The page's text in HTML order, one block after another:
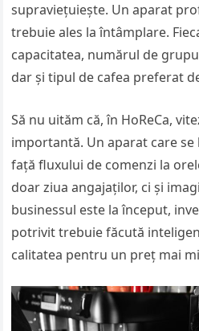
supraviețuiește. Un aparat
trebuie ales la întâmplare.
capacitatea, numărul de
dar și tipul de cafea preferat
Să nu uităm că, în HoReCa,
importantă. Un aparat care se
față fluxului de comenzi la
doar ziua angajaților, ci și
businessul este la început,
potrivit trebuie făcută
calitatea pentru un preț mai